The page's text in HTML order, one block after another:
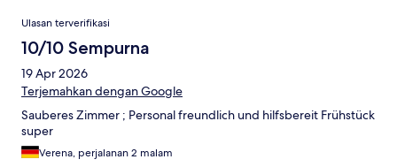
Ulasan
Ulasan terverifikasi
10/10 Sempurna
19 Apr 2026
Terjemahkan dengan Google
Sauberes Zimmer ; Personal freundlich und hilfsbereit Frühstück
super
Verena, perjalanan 2 malam